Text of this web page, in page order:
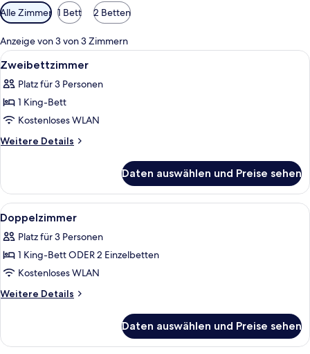
Verfügbare
Filter
für
Zimmer
Alle Zimmer 1 Bett 2 Betten
Anzeige von 3 von 3 Zimmern
Alle
Fotos
für
Zweibettzimmer
anzeigen
Ein Schlafzimmer mit einem
9
Zweibettzimmer
Platz für 3 Personen
1 King-Bett
Kostenloses WLAN
Weitere Details
Weitere
Daten auswählen und Preise sehen
Alle
Fotos
für
Doppelzimmer
anzeigen
Ein Hotelzimmer mit Bett,
14
Doppelzimmer
Platz für 3 Personen
1 King-Bett ODER 2 Einzelbetten
Kostenloses WLAN
Weitere Details
Weitere
Daten auswählen und Preise sehen